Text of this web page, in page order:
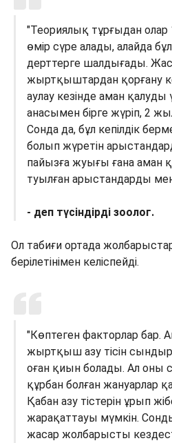
"Теориялық тұрғыдан
өмір сүре алады, алайда
дерттерге шалдығады.
жыртқыштардан қорғану
аулау кезінде аман қалуды
анасымен бірге жүріп, 2
Сонда да, бұл кепілдік
болып жүретін
пайызға жуығы ғана аман
туылған арыстандарды
- деп түсіндірді зоолог.
Ол табиғи ортада
берілетінімен келіспейді.
"Көптеген факторлар бар.
жыртқыш азу тісін
оған қиын болады. Ал оны
құрбан болған жануарлар
Қабан азу тістерін ұрып
жарақаттауы мүмкін.
жасар жолбарысты